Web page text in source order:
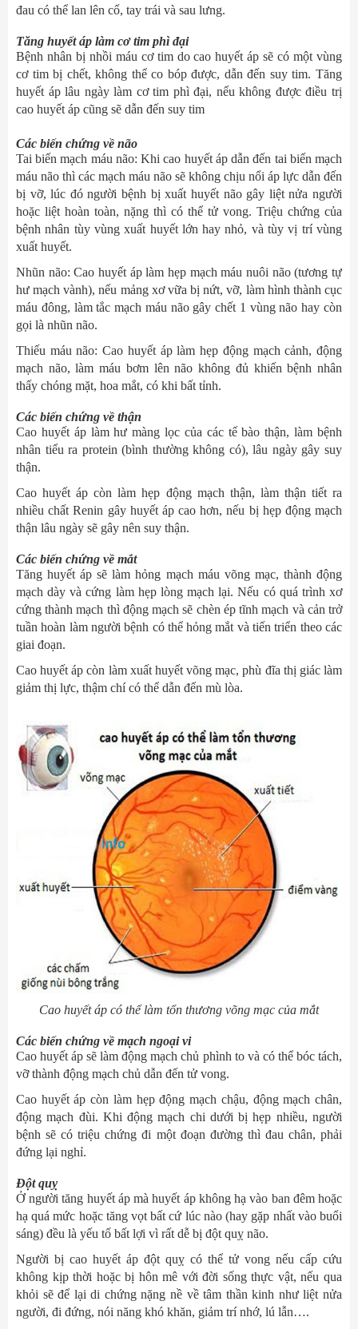
đau có thể lan lên cổ, tay trái và sau lưng.
Tăng huyết áp làm cơ tim phì đại
Bệnh nhân bị nhồi máu cơ tim do cao huyết áp sẽ có một vùng
cơ tim bị chết, không thể co bóp được, dẫn đến suy tim. Tăng
huyết áp lâu ngày làm cơ tim phì đại, nếu không được điều trị
cao huyết áp cũng sẽ dẫn đến suy tim
Các biến chứng về não
Tai biến mạch máu não: Khi cao huyết áp dẫn đến tai biến mạch
máu não thì các mạch máu não sẽ không chịu nổi áp lực dẫn đến
bị vỡ, lúc đó người bệnh bị xuất huyết não gây liệt nửa người
hoặc liệt hoàn toàn, nặng thì có thể tử vong. Triệu chứng của
bệnh nhân tùy vùng xuất huyết lớn hay nhỏ, và tùy vị trí vùng
xuất huyết.
Nhũn não: Cao huyết áp làm hẹp mạch máu nuôi não (tương tự
hư mạch vành), nếu mảng xơ vữa bị nứt, vỡ, làm hình thành cục
máu đông, làm tắc mạch máu não gây chết 1 vùng não hay còn
gọi là nhũn não.
Thiếu máu não: Cao huyết áp làm hẹp động mạch cảnh, động
mạch não, làm máu bơm lên não không đủ khiến bệnh nhân
thấy chóng mặt, hoa mắt, có khi bất tỉnh.
Các biến chứng về thận
Cao huyết áp làm hư màng lọc của các tế bào thận, làm bệnh
nhân tiểu ra protein (bình thường không có), lâu ngày gây suy
thận.
Cao huyết áp còn làm hẹp động mạch thận, làm thận tiết ra
nhiều chất Renin gây huyết áp cao hơn, nếu bị hẹp động mạch
thận lâu ngày sẽ gây nên suy thận.
Các biến chứng về mắt
Tăng huyết áp sẽ làm hỏng mạch máu võng mạc, thành động
mạch dày và cứng làm hẹp lòng mạch lại. Nếu có quá trình xơ
cứng thành mạch thì động mạch sẽ chèn ép tĩnh mạch và cản trở
tuần hoàn làm người bệnh có thể hỏng mắt và tiến triển theo các
giai đoạn.
Cao huyết áp còn làm xuất huyết võng mạc, phù đĩa thị giác làm
giảm thị lực, thậm chí có thể dẫn đến mù lòa.
Cao huyết áp có thể làm tổn thương võng mạc của mắt
Các biến chứng về mạch ngoại vi
Cao huyết áp sẽ làm động mạch chủ phình to và có thể bóc tách,
vỡ thành động mạch chủ dẫn đến tử vong.
Cao huyết áp còn làm hẹp động mạch chậu, động mạch chân,
động mạch đùi. Khi động mạch chi dưới bị hẹp nhiều, người
bệnh sẽ có triệu chứng đi một đoạn đường thì đau chân, phải
đứng lại nghỉ.
Đột quỵ
Ở người tăng huyết áp mà huyết áp không hạ vào ban đêm hoặc
hạ quá mức hoặc tăng vọt bất cứ lúc nào (hay gặp nhất vào buổi
sáng) đều là yếu tố bất lợi vì rất dễ bị đột quỵ não.
Người bị cao huyết áp đột quỵ có thể tử vong nếu cấp cứu
không kịp thời hoặc bị hôn mê với đời sống thực vật, nếu qua
khỏi sẽ để lại di chứng nặng nề về tâm thần kinh như liệt nửa
người, đi đứng, nói năng khó khăn, giảm trí nhớ, lú lẫn….